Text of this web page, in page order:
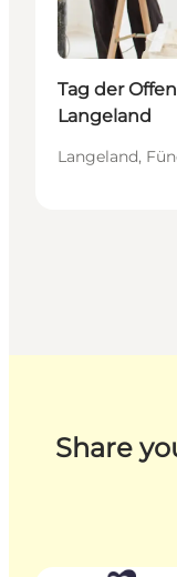
Tag der
Langeland
Langeland,
Share